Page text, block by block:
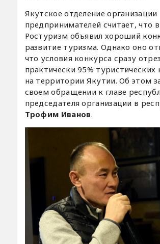
Якутское отделение организации
предпринимателей считает, что
Ростуризм объявил хороший
развитие туризма. Однако оно
что условия конкурса сразу
практически 95% туристических
на территории Якутии. Об этом
своем обращении к главе
председателя организации в
Трофим Иванов.